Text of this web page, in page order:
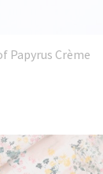
Papyrus Crème